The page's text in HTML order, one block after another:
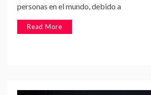
personas en el mundo, debido a
Read More